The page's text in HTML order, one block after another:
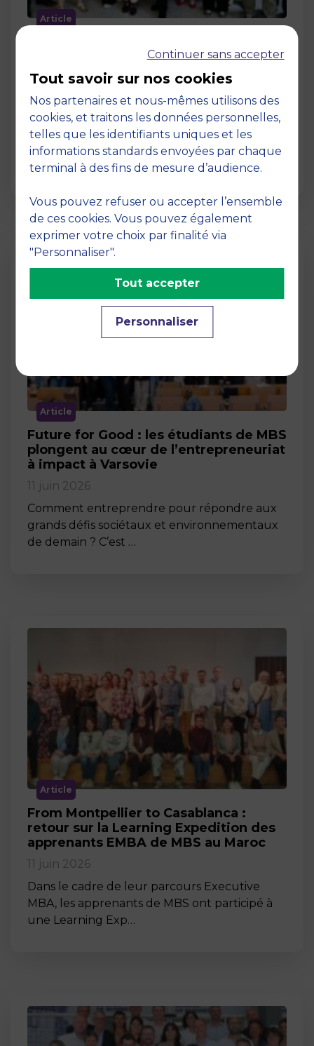
Article
de l’Économie Numérique 2026 : un
engagement au service de
l’innovation en occitanie
12 juin 2026
La semaine dernière, le campus de MBS
School of Business a ouvert ses portes aux
jurys des Trophées …
Article
Future for Good : les étudiants de MBS
plongent au cœur de l’entrepreneuriat
à impact à Varsovie
11 juin 2026
Comment entreprendre pour répondre aux
grands défis sociétaux et environnementaux
de demain ? C’est …
Article
From Montpellier to Casablanca :
retour sur la Learning Expedition des
apprenants EMBA de MBS au Maroc
11 juin 2026
Dans le cadre de leur parcours Executive
MBA, les apprenants de MBS ont participé à
une Learning Exp…
Continuer sans accepter
Tout savoir sur nos cookies
Nos partenaires et nous-mêmes utilisons des
cookies, et traitons les données personnelles,
telles que les identifiants uniques et les
informations standards envoyées par chaque
terminal à des fins de mesure d’audience.
Vous pouvez refuser ou accepter l’ensemble
de ces cookies. Vous pouvez également
exprimer votre choix par finalité via
"Personnaliser".
Personnaliser
Tout accepter